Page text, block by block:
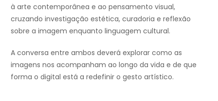
à arte contemporânea e ao pensamento visual,
cruzando investigação estética, curadoria e reflexão
sobre a imagem enquanto linguagem cultural.
A conversa entre ambos deverá explorar como as
imagens nos acompanham ao longo da vida e de que
forma o digital está a redefinir o gesto artístico.